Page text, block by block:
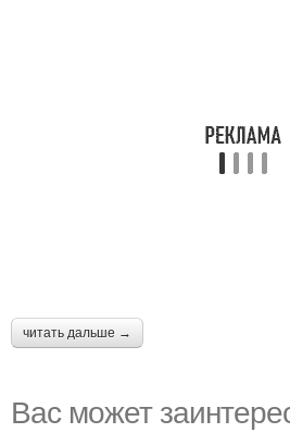
читать дальше →
Вас может